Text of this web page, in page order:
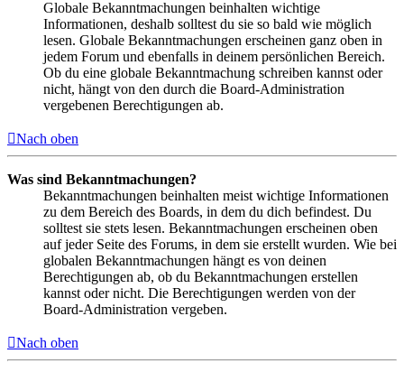
Globale Bekanntmachungen beinhalten wichtige
Informationen, deshalb solltest du sie so bald wie möglich
lesen. Globale Bekanntmachungen erscheinen ganz oben in
jedem Forum und ebenfalls in deinem persönlichen Bereich.
Ob du eine globale Bekanntmachung schreiben kannst oder
nicht, hängt von den durch die Board-Administration
vergebenen Berechtigungen ab.
Nach oben
Was sind Bekanntmachungen?
Bekanntmachungen beinhalten meist wichtige Informationen
zu dem Bereich des Boards, in dem du dich befindest. Du
solltest sie stets lesen. Bekanntmachungen erscheinen oben
auf jeder Seite des Forums, in dem sie erstellt wurden. Wie bei
globalen Bekanntmachungen hängt es von deinen
Berechtigungen ab, ob du Bekanntmachungen erstellen
kannst oder nicht. Die Berechtigungen werden von der
Board-Administration vergeben.
Nach oben